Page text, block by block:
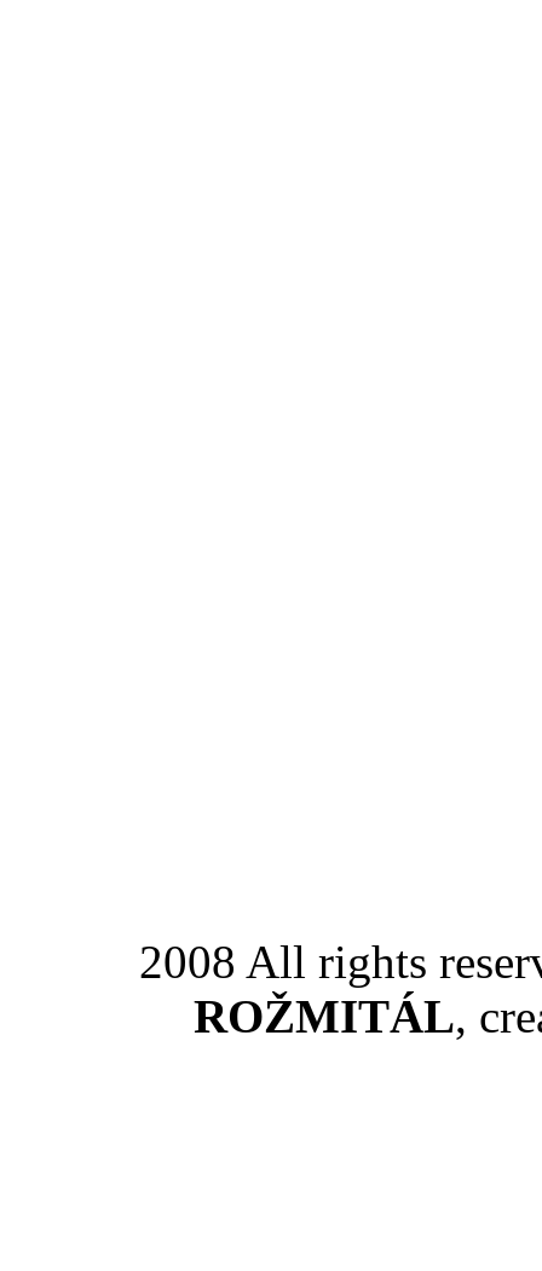
2008 All rights
ROŽMITÁL,